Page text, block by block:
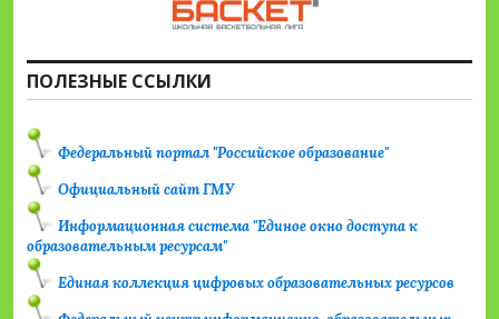
ПОЛЕЗНЫЕ ССЫЛКИ
Федеральный портал "Российское образование"
Официальный сайт ГМУ
Информационная система "Единое окно доступа к
образовательным ресурсам"
Единая коллекция цифровых образовательных ресурсов